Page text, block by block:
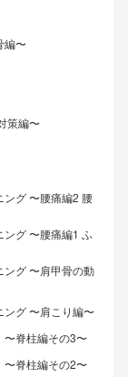
編〜
策編〜
グ 〜腰痛編2 腰
グ 〜腰痛編1 ふ
グ 〜肩甲骨の動
グ 〜肩こり編〜
〜脊柱編その3〜
〜脊柱編その2〜